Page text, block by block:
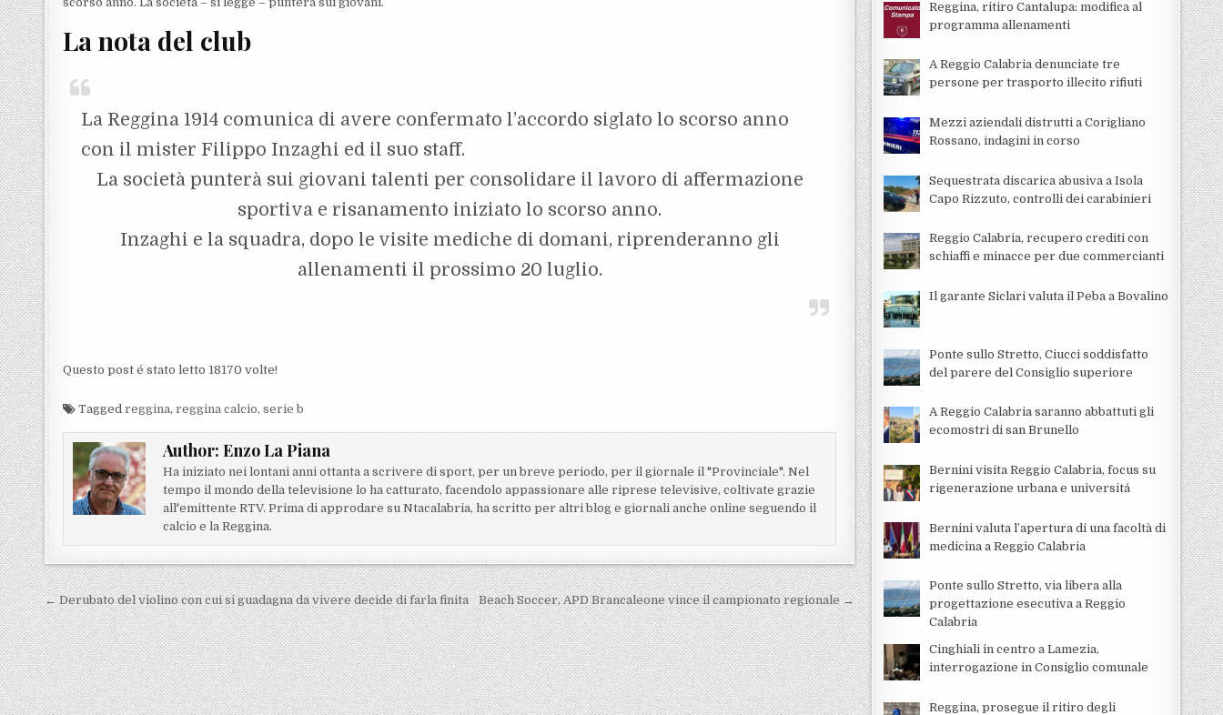
La nota del club
La Reggina 1914 comunica di avere confermato l’accordo siglato lo scorso anno
con il mister Filippo Inzaghi ed il suo staff.
La società punterà sui giovani talenti per consolidare il lavoro di affermazione
sportiva e risanamento iniziato lo scorso anno.
Inzaghi e la squadra, dopo le visite mediche di domani, riprenderanno gli
allenamenti il prossimo 20 luglio.
Questo post é stato letto 18170 volte!
Taggedreggina,reggina calcio,serie b
Author:Enzo La Piana
Ha iniziato nei lontani anni ottanta a scrivere di sport, per un breve periodo, per il giornale il "Provinciale". Nel
tempo il mondo della televisione lo ha catturato, facendolo appassionare alle riprese televisive, coltivate grazie
all'emittente RTV. Prima di approdare su Ntacalabria, ha scritto per altri blog e giornali anche online seguendo il
calcio e la Reggina.
Navigazione articoli
← Derubato del violino con cui si guadagna da vivere decide di farla finita Beach Soccer, APD Brancaleone vince il campionato regionale →
Reggina, ritiro Cantalupa: modifica al
programma allenamenti
A Reggio Calabria denunciate tre
persone per trasporto illecito rifiuti
Mezzi aziendali distrutti a Corigliano
Rossano, indagini in corso
Sequestrata discarica abusiva a Isola
Capo Rizzuto, controlli dei carabinieri
Reggio Calabria, recupero crediti con
schiaffi e minacce per due commercianti
Il garante Siclari valuta il Peba a Bovalino
Ponte sullo Stretto, Ciucci soddisfatto
del parere del Consiglio superiore
A Reggio Calabria saranno abbattuti gli
ecomostri di san Brunello
Bernini visita Reggio Calabria, focus su
rigenerazione urbana e universitá
Bernini valuta l’apertura di una facoltà di
medicina a Reggio Calabria
Ponte sullo Stretto, via libera alla
progettazione esecutiva a Reggio
Calabria
Cinghiali in centro a Lamezia,
interrogazione in Consiglio comunale
Reggina, prosegue il ritiro degli